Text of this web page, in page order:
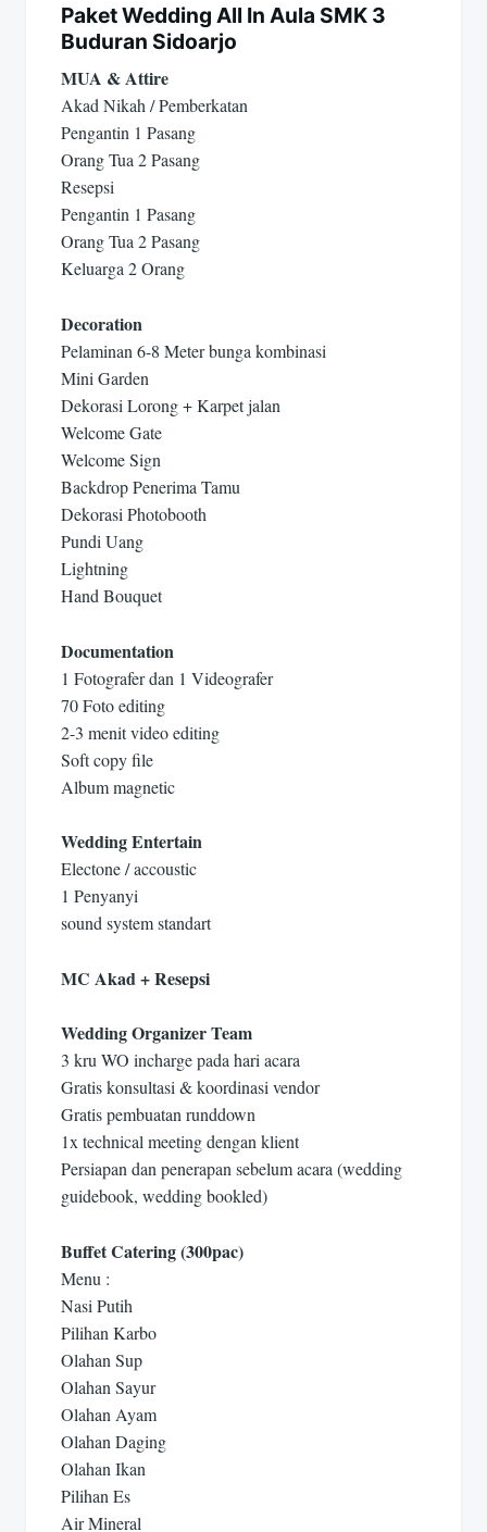
Paket Wedding All In Aula SMK 3
Buduran Sidoarjo
MUA & Attire
Akad Nikah / Pemberkatan
Pengantin 1 Pasang
Orang Tua 2 Pasang
Resepsi
Pengantin 1 Pasang
Orang Tua 2 Pasang
Keluarga 2 Orang
Decoration
Pelaminan 6-8 Meter bunga kombinasi
Mini Garden
Dekorasi Lorong + Karpet jalan
Welcome Gate
Welcome Sign
Backdrop Penerima Tamu
Dekorasi Photobooth
Pundi Uang
Lightning
Hand Bouquet
Documentation
1 Fotografer dan 1 Videografer
70 Foto editing
2-3 menit video editing
Soft copy file
Album magnetic
Wedding Entertain
Electone / accoustic
1 Penyanyi
sound system standart
MC Akad + Resepsi
Wedding Organizer Team
3 kru WO incharge pada hari acara
Gratis konsultasi & koordinasi vendor
Gratis pembuatan runddown
1x technical meeting dengan klient
Persiapan dan penerapan sebelum acara (wedding
guidebook, wedding bookled)
Buffet Catering (300pac)
Menu :
Nasi Putih
Pilihan Karbo
Olahan Sup
Olahan Sayur
Olahan Ayam
Olahan Daging
Olahan Ikan
Pilihan Es
Air Mineral